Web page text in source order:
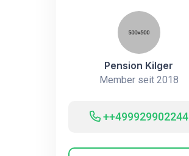
Pension Kilger
Member seit 2018
++499929902244